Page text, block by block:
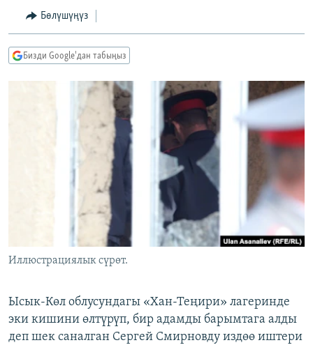
БҮГҮН АЗАТТЫКТА
ЭЖЕ-СИҢДИЛЕР
ЫҢГАЙСЫЗ СУРООЛОР
ПОДКАСТ
Русский
ЭЕ/АРнун бардык сайттары
Бөлүшүңүз
Бизди Google'дан табыңыз
Иллюстрациялык сүрөт.
Ысык-Көл облусундагы «Хан-Теңири» лагеринде
эки кишини өлтүрүп, бир адамды барымтага алды
деп шек саналган Сергей Смирновду издөө иштери